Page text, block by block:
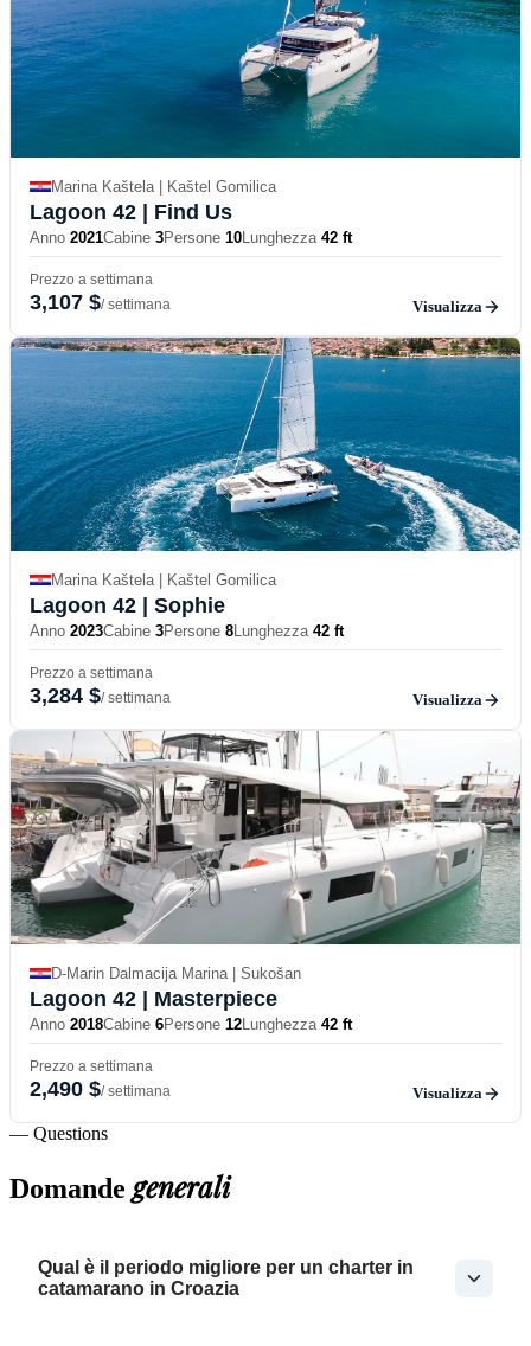
Marina Kaštela | Kaštel Gomilica
Lagoon 42 | Find Us
Anno 2021Cabine 3Persone 10Lunghezza 42 ft
Prezzo a settimana
3,107 $/ settimana Visualizza
Marina Kaštela | Kaštel Gomilica
Lagoon 42 | Sophie
Anno 2023Cabine 3Persone 8Lunghezza 42 ft
Prezzo a settimana
3,284 $/ settimana Visualizza
D-Marin Dalmacija Marina | Sukošan
Lagoon 42 | Masterpiece
Anno 2018Cabine 6Persone 12Lunghezza 42 ft
Prezzo a settimana
2,490 $/ settimana Visualizza
— Questions
Domandegenerali
Qual è il periodo migliore per un charter in
catamarano in Croazia